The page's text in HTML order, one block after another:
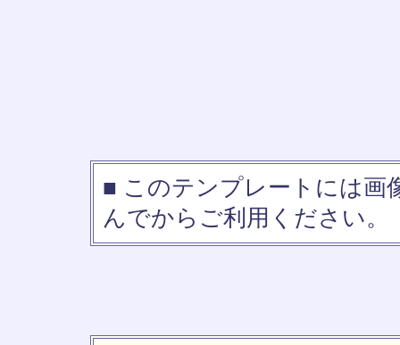
■ このテンプレートには画
んでからご利用ください。